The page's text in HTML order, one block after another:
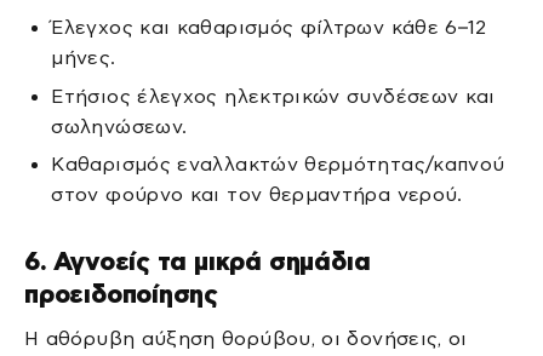
Έλεγχος και καθαρισμός φίλτρων κάθε 6–12
μήνες.
Ετήσιος έλεγχος ηλεκτρικών συνδέσεων και
σωληνώσεων.
Καθαρισμός εναλλακτών θερμότητας/καπνού
στον φούρνο και τον θερμαντήρα νερού.
6. Αγνοείς τα μικρά σημάδια
προειδοποίησης
Η αθόρυβη αύξηση θορύβου, οι δονήσεις, οι